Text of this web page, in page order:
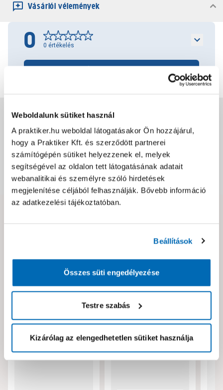
Weboldalunk sütiket használ
A praktiker.hu weboldal látogatásakor Ön hozzájárul,
hogy a Praktiker Kft. és szerződött partnerei
számítógépén sütiket helyezzenek el, melyek
segítségével az oldalon tett látogatásának adatait
webanalitikai és személyre szóló hirdetések
megjelenítése céljából felhasználják. Bővebb információ
az adatkezelési tájékoztatóban.
Beállítások
Összes süti engedélyezése
Testre szabás
Kizárólag az elengedhetetlen sütiket használja
Vásárlói vélemények
0 0 értékelés
Jótállás, szavatosság
Csomagolási és súly információk
Dokumentumok, felelős személy
Neked ajánljuk!